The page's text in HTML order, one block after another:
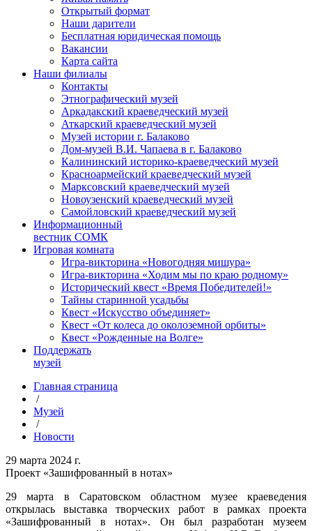
Открытый формат
Наши дарители
Бесплатная юридическая помощь
Вакансии
Карта сайта
Наши филиалы
Контакты
Этнографический музей
Аркадакский краеведческий музей
Аткарский краеведческий музей
Музей истории г. Балаково
Дом-музей В.И. Чапаева в г. Балаково
Калининский историко-краеведческий музей
Красноармейский краеведческий музей
Марксовский краеведческий музей
Новоузенский краеведческий музей
Самойловский краеведческий музей
Информационный
вестник СОМК
Игровая комната
Игра-викторина «Новогодняя мишура»
Игра-викторина «Ходим мы по краю родному»
Исторический квест «Время Победителей!»
Тайны старинной усадьбы
Квест «Искусство объединяет»
Квест «От колеса до околоземной орбиты»
Квест «Рожденные на Волге»
Поддержать
музей
Главная страница
/
Музей
/
Новости
29 марта 2024 г.
Проект «Зашифрованный в нотах»
29 марта в Саратовском областном музее краеведения
открылась выставка творческих работ в рамках проекта
«Зашифрованный в нотах». Он был разработан музеем